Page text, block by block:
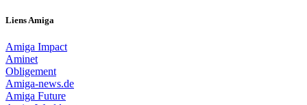
Liens Amiga
Amiga Impact
Aminet
Obligement
Amiga-news.de
Amiga Future